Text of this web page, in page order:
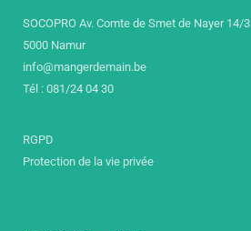
SOCOPRO Av. Comte de Smet de Nayer 14/3
5000 Namur
info@mangerdemain.be
Tél : 081/24 04 30
RGPD
Protection de la vie privée